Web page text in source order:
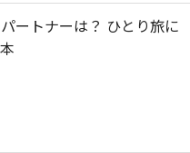
ートナーは？ ひとり旅に